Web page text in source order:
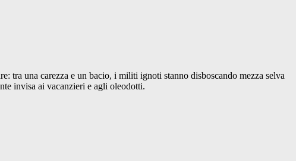
tra una carezza e un bacio, i militi ignoti stanno disboscando mezza selva
invisa ai vacanzieri e agli oleodotti.